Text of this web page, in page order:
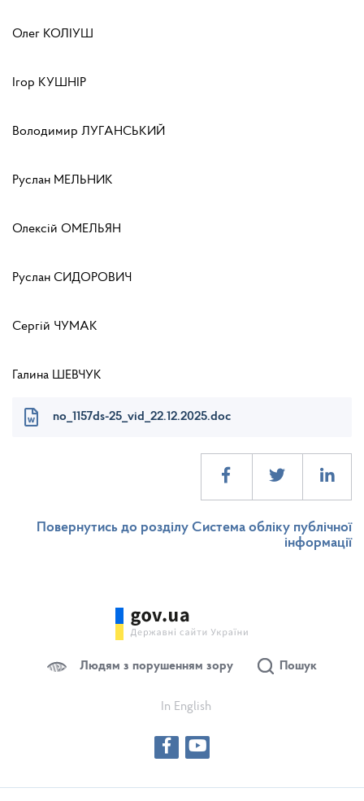
Олег КОЛІУШ
Ігор КУШНІР
Володимир ЛУГАНСЬКИЙ
Руслан МЕЛЬНИК
Олексій ОМЕЛЬЯН
Руслан СИДОРОВИЧ
Сергій ЧУМАК
Галина ШЕВЧУК
no_1157ds-25_vid_22.12.2025.doc
Повернутись до розділу Система обліку публічної
інформації
Людям з порушенням зору Пошук
In English